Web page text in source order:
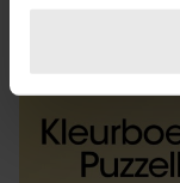
verwerkt en stel
intrekken in de
We gebruiken